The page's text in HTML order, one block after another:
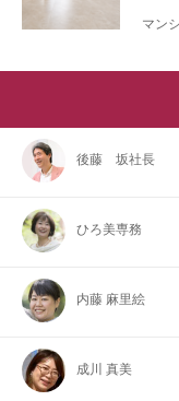
マン
後藤 坂社長
ひろ美専務
内藤 麻里絵
成川 真美